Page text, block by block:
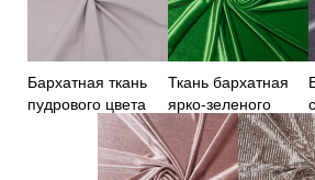
Бархатная ткань
пудрового цвета
Ткань бархатная
ярко-зеленого
цвета